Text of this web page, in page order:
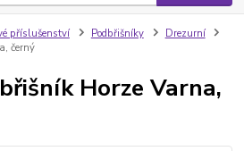
příslušenství Podbřišníky
Drezurní
černý
Horze Varna,